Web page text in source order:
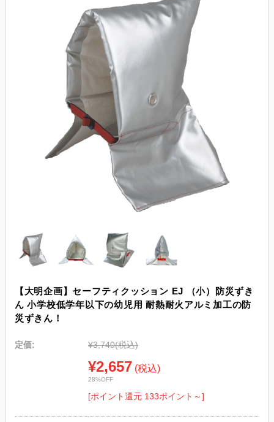
【大明企画】セーフティクッション EJ （小）防災ずき
ん 小学校低学年以下の幼児用 耐熱耐火アルミ加工の防
災ずきん！
定価: ¥3,740(税込)
¥2,657 (税込)
28%OFF
[ポイント還元 133ポイント～]